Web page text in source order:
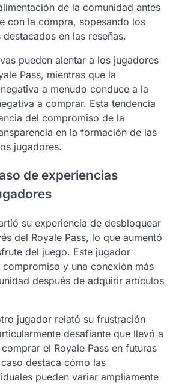
de la comunidad antes
con la compra, sopesando los
en las reseñas.
pueden alentar a los jugadores
Pass, mientras que la
a menudo conduce a la
a comprar. Esta tendencia
del compromiso de la
en la formación de las
jugadores.
de experiencias
su experiencia de desbloquear
del Royale Pass, lo que aumentó
del juego. Este jugador
y una conexión más
después de adquirir artículos
jugador relató su frustración
desafiante que llevó a
el Royale Pass en futuras
destaca cómo las
pueden variar ampliamente